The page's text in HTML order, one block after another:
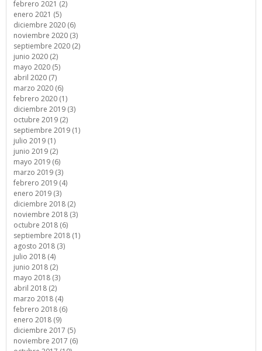
febrero 2021 (2)
enero 2021 (5)
diciembre 2020 (6)
noviembre 2020 (3)
septiembre 2020 (2)
junio 2020 (2)
mayo 2020 (5)
abril 2020 (7)
marzo 2020 (6)
febrero 2020 (1)
diciembre 2019 (3)
octubre 2019 (2)
septiembre 2019 (1)
julio 2019 (1)
junio 2019 (2)
mayo 2019 (6)
marzo 2019 (3)
febrero 2019 (4)
enero 2019 (3)
diciembre 2018 (2)
noviembre 2018 (3)
octubre 2018 (6)
septiembre 2018 (1)
agosto 2018 (3)
julio 2018 (4)
junio 2018 (2)
mayo 2018 (3)
abril 2018 (2)
marzo 2018 (4)
febrero 2018 (6)
enero 2018 (9)
diciembre 2017 (5)
noviembre 2017 (6)